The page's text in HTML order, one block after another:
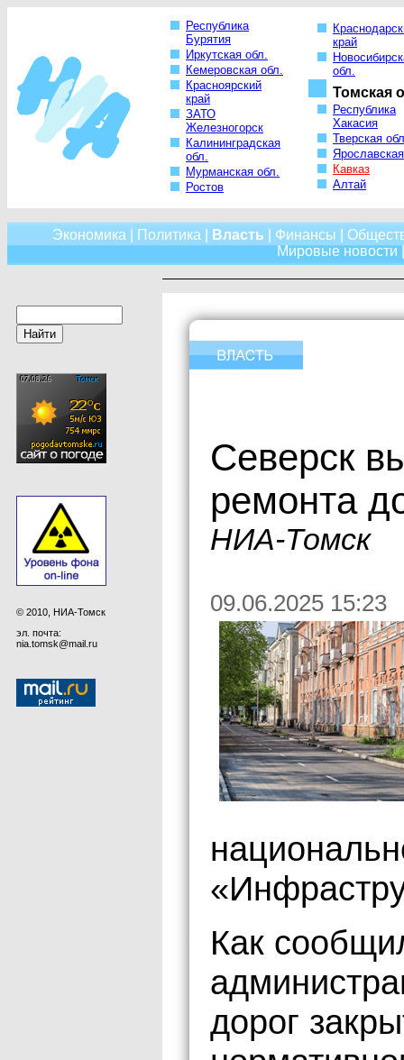
Республика
Бурятия
Иркутская обл.
Кемеровская обл.
Красноярский
край
ЗАТО
Железногорск
Калининградская
обл.
Мурманская обл.
Ростов
край
обл.
Томская
Республика
Хакасия
Тверская
Кавказ
Алтай
Экономика Политика Власть Финансы
Мировые новости
© 2010, НИА-Томск
эл. почта:
nia.tomsk@mail.ru
Северск
ремонта
НИА-Томск
09.06.2025 15:23
Как
дорог